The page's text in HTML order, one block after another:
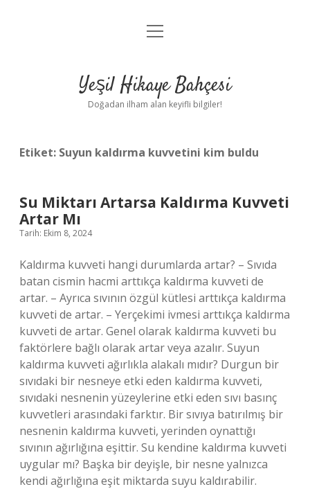
Anasayfa
Yasal Uyarı
menüyü
Yeşil Hikaye Bahçesi
Doğadan ilham alan keyifli bilgiler!
Etiket: Suyun kaldırma kuvvetini kim buldu
Su Miktarı Artarsa Kaldırma Kuvveti
Artar Mı
Tarih: Ekim 8, 2024
Kaldırma kuvveti hangi durumlarda artar? – Sıvıda
batan cismin hacmi arttıkça kaldırma kuvveti de
artar. – Ayrıca sıvının özgül kütlesi arttıkça kaldırma
kuvveti de artar. – Yerçekimi ivmesi arttıkça kaldırma
kuvveti de artar. Genel olarak kaldırma kuvveti bu
faktörlere bağlı olarak artar veya azalır. Suyun
kaldırma kuvveti ağırlıkla alakalı mıdır? Durgun bir
sıvıdaki bir nesneye etki eden kaldırma kuvveti,
sıvıdaki nesnenin yüzeylerine etki eden sıvı basınç
kuvvetleri arasındaki farktır. Bir sıvıya batırılmış bir
nesnenin kaldırma kuvveti, yerinden oynattığı
sıvının ağırlığına eşittir. Su kendine kaldırma kuvveti
uygular mı? Başka bir deyişle, bir nesne yalnızca
kendi ağırlığına eşit miktarda suyu kaldırabilir.